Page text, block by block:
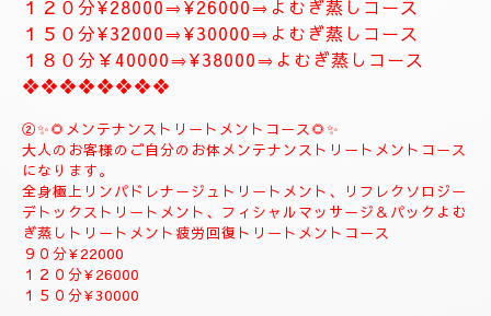
❖❖❖❖❖❖❖❖❖❖❖❖
✨８月のおすすめコース✨
🌺🌻①ジャプカサイ＆リンガムトリートメントコース
🌻🌺
当店一番人気の高いトリートメントコースになりま
す。
全身極上リンパドレナージュトリートメント、リフレ
クソロジーデトックストリートメント足ツボ疲労回復
トリートメント、ジャプカサイ＆リンガムトリートメ
ント、よむぎ蒸しコース
９０分¥22000
１２０分¥28000⇒¥26000⇒よむぎ蒸しコース